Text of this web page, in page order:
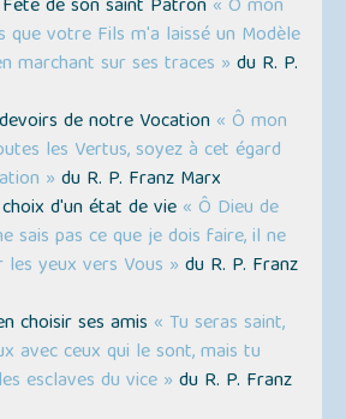
de son saint Patron « Ô mon
que votre Fils m'a laissé un Modèle
marchant sur ses traces » du R. P.
de notre Vocation « Ô mon
les Vertus, soyez à cet égard
» du R. P. Franz Marx
d'un état de vie « Ô Dieu de
sais pas ce que je dois faire, il ne
yeux vers Vous » du R. P. Franz
choisir ses amis « Tu seras saint,
avec ceux qui le sont, mais tu
esclaves du vice » du R. P. Franz